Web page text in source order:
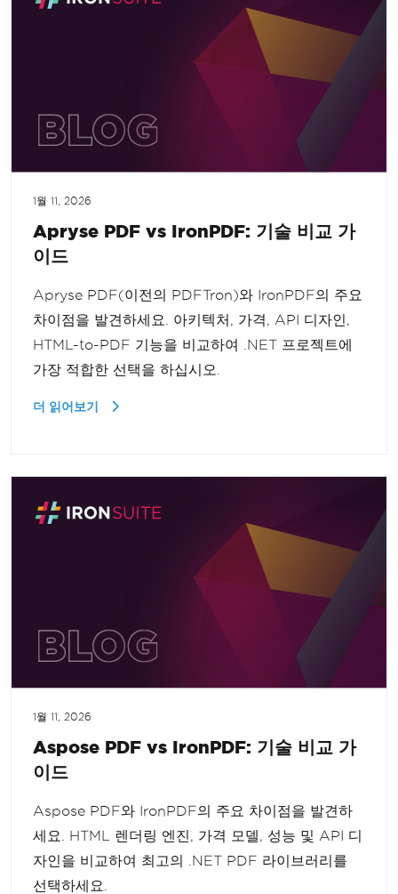
1월 11, 2026
Apryse PDF vs IronPDF: 기술 비교 가
이드
Apryse PDF(이전의 PDFTron)와 IronPDF의 주요
차이점을 발견하세요. 아키텍처, 가격, API 디자인,
HTML-to-PDF 기능을 비교하여 .NET 프로젝트에
가장 적합한 선택을 하십시오.
더 읽어보기
1월 11, 2026
Aspose PDF vs IronPDF: 기술 비교 가
이드
Aspose PDF와 IronPDF의 주요 차이점을 발견하
세요. HTML 렌더링 엔진, 가격 모델, 성능 및 API 디
자인을 비교하여 최고의 .NET PDF 라이브러리를
선택하세요.